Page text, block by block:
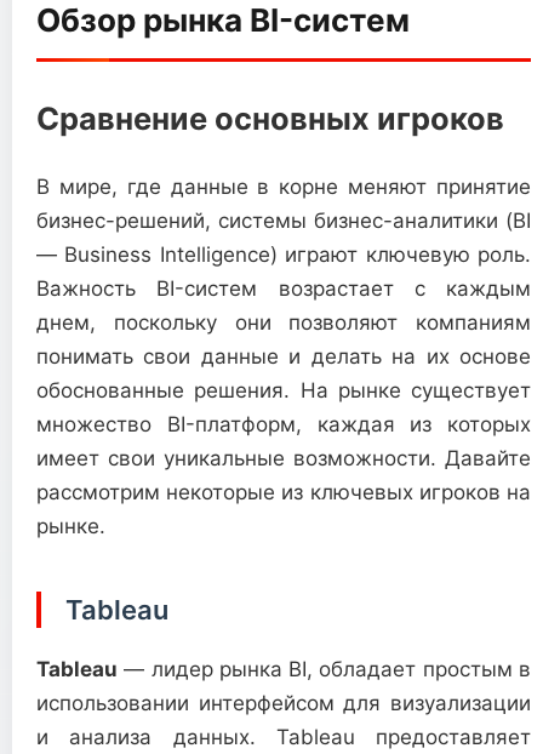
Обзор рынка BI-систем
Cравнение основных игроков
В мире, где данные в корне меняют принятие
бизнес-решений, системы бизнес-аналитики (BI
— Business Intelligence) играют ключевую роль.
Важность BI-систем возрастает с каждым
днем, поскольку они позволяют компаниям
понимать свои данные и делать на их основе
обоснованные решения. На рынке существует
множество BI-платформ, каждая из которых
имеет свои уникальные возможности. Давайте
рассмотрим некоторые из ключевых игроков на
рынке.
Tableau
Tableau — лидер рынка BI, обладает простым в
использовании интерфейсом для визуализации
и анализа данных. Tableau предоставляет